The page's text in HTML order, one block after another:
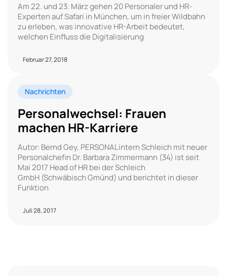
Am 22. und 23. März gehen 20 Personaler und HR-
Experten auf Safari in München, um in freier Wildbahn
zu erleben, was innovative HR-Arbeit bedeutet,
welchen Einfluss die Digitalisierung
Februar 27, 2018
Nachrichten
Personalwechsel: Frauen
machen HR-Karriere
Autor: Bernd Gey, PERSONALintern Schleich mit neuer
Personalchefin Dr. Barbara Zimmermann (34) ist seit
Mai 2017 Head of HR bei der Schleich
GmbH (Schwäbisch Gmünd) und berichtet in dieser
Funktion
Juli 28, 2017